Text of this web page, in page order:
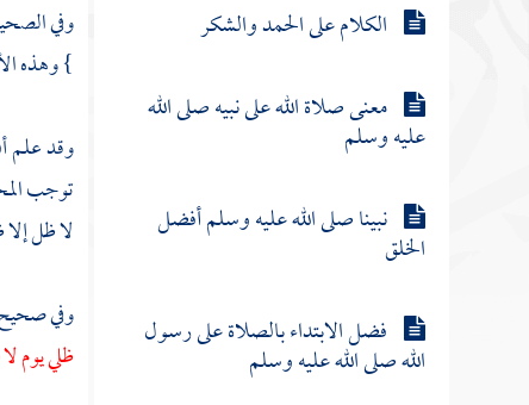
الكلام على الحمد والشكر
معنى صلاة الله على نبيه صلى الله
عليه وسلم
نبينا صلى الله عليه وسلم أفضل
الخلق
فضل الابتداء بالصلاة على رسول
الله صلى الله عليه وسلم
وفي
} وهذه
وقد علم
توجب
لا ظل إلا
وفي
ظلي يوم